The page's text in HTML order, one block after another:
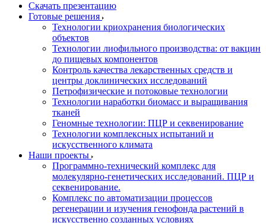
Скачать презентацию
Готовые решения
Технологии криохранения биологических
объектов
Технологии лиофильного производства: от вакцин
до пищевых компонентов
Контроль качества лекарственных средств и
центры доклинических исследований
Петрофизические и потоковые технологии
Технологии наработки биомасс и выращивания
тканей
Геномные технологии: ПЦР и секвенирование
Технологии комплексных испытаний и
искусственного климата
Наши проекты
Программно-технический комплекс для
молекулярно-генетических исследований. ПЦР и
секвенирование.
Комплекс по автоматизации процессов
регенерации и изучения генофонда растений в
искусственно созданных условиях